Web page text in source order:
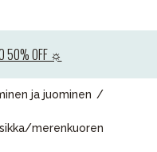
50% OFF ☼
ja juominen
merenkuoren